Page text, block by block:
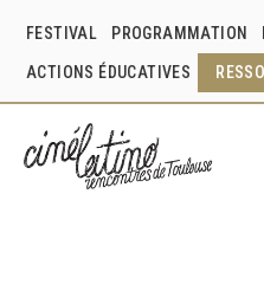
FESTIVAL PROGRAMMATION
ACTIONS ÉDUCATIVES